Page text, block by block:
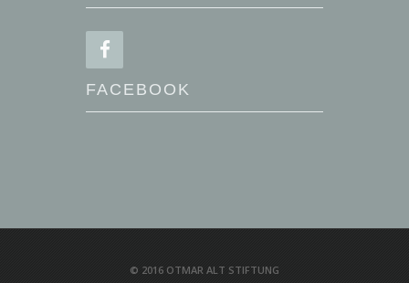
FACEBOOK
© 2016 OTMAR ALT STIFTUNG